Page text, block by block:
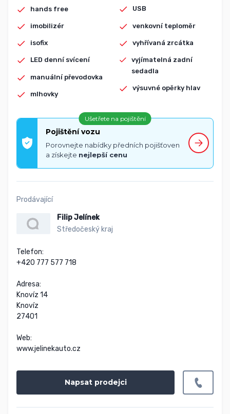
hands free
imobilizér
isofix
LED denní svícení
manuální převodovka
mlhovky
USB
venkovní teploměr
vyhřívaná zrcátka
vyjímatelná zadní
sedadla
výsuvné opěrky hlav
Ušetřete na pojištění
Pojištění vozu
Porovnejte nabídky předních pojišťoven
a získejte nejlepší cenu
Prodávající
Filip Jelínek
Středočeský kraj
Telefon:
+420 777 577 718
Adresa:
Knovíz 14
Knovíz
27401
Web:
www.jelinekauto.cz
Napsat prodejci